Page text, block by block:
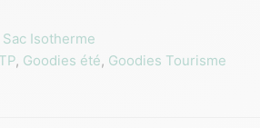
Isotherme
, Goodies été, Goodies Tourisme